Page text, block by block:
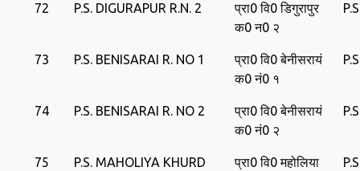
72 P.S. DIGURAPUR R.N. 2
प्रा0 वि0 डिगुरापुर
क0 न0 २
73 P.S. BENISARAI R. NO 1
प्रा0 वि0 बेनीसरायं
क0 नं0 १
74 P.S. BENISARAI R. NO 2
प्रा0 वि0 बेनीसरायं
क0 नं0 २
75 P.S. MAHOLIYA KHURD
प्रा0 वि0 महोलिया